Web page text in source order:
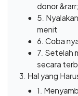
donor
5.
menit
6. Coba
7. Setelah
secara
Hal yang
1.